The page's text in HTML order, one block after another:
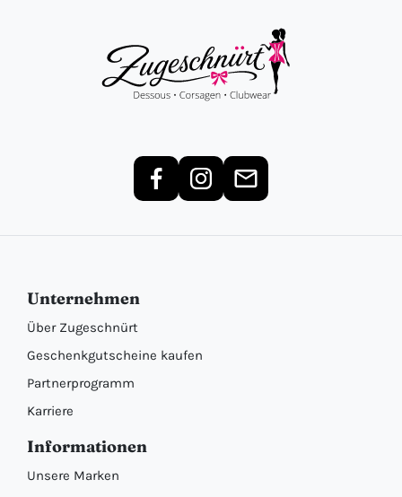
Unternehmen
Über Zugeschnürt
Geschenkgutscheine kaufen
Partnerprogramm
Karriere
Informationen
Unsere Marken